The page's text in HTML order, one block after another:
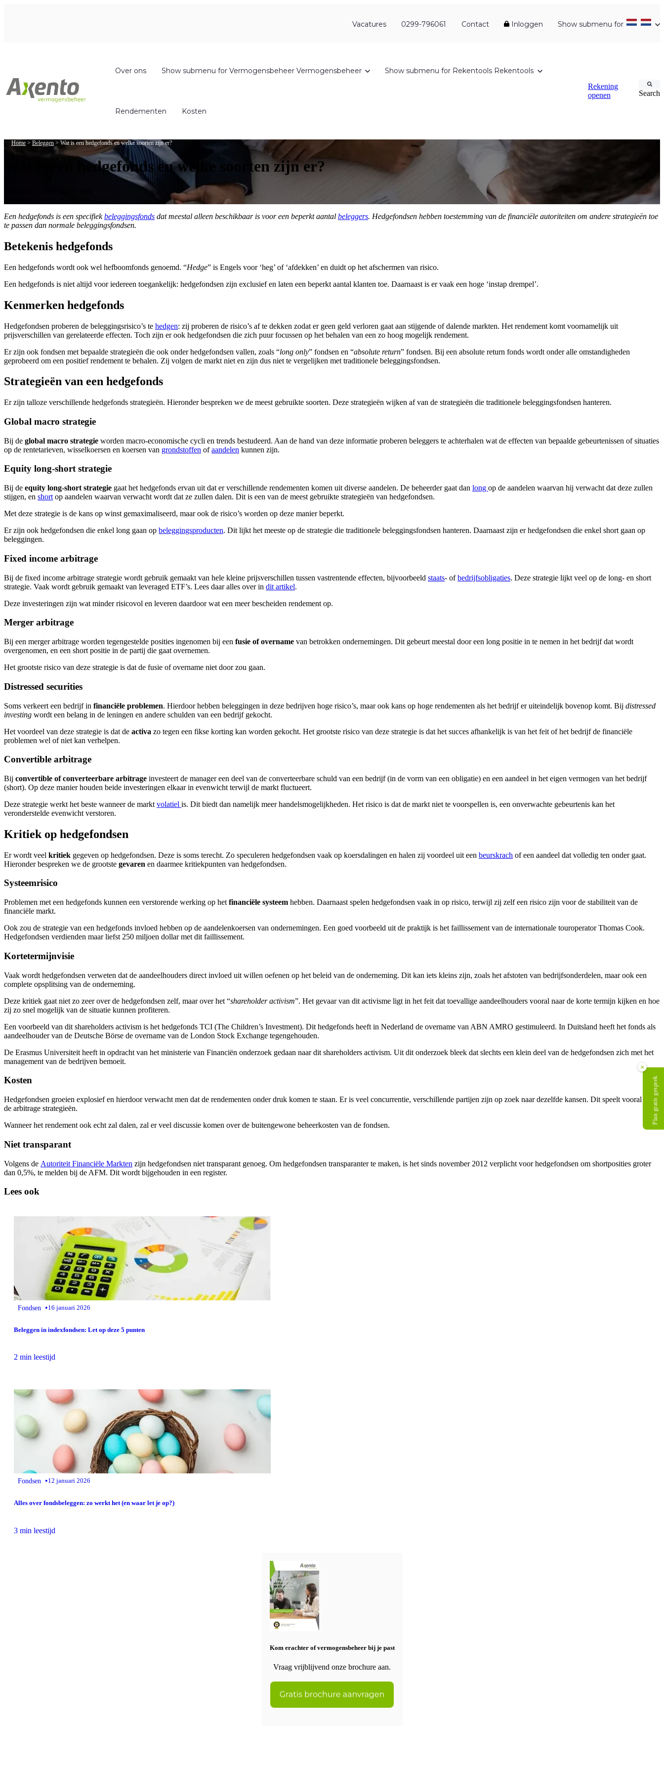
Vacatures 0299-796061 Contact Inloggen Show submenu for
Over ons Show submenu for Vermogensbeheer Vermogensbeheer Show submenu for Rekentools Rekentools
Rendementen Kosten
Rekening
openen
Search
Home > Beleggen > Wat is een hedgefonds en welke soorten zijn er?
Wat is een hedgefonds en welke soorten zijn er?
Een hedgefonds is een specifiekbeleggingsfonds dat meestal alleen beschikbaar is voor een beperkt aantal beleggers. Hedgefondsen hebben toestemming van de financiële autoriteiten om andere strategieën toe
te passen dan normale beleggingsfondsen.
Betekenis hedgefonds
Een hedgefonds wordt ook wel hefboomfonds genoemd. “Hedge” is Engels voor ‘heg’ of ‘afdekken’ en duidt op het afschermen van risico.
Een hedgefonds is niet altijd voor iedereen toegankelijk: hedgefondsen zijn exclusief en laten een beperkt aantal klanten toe. Daarnaast is er vaak een hoge ‘instap drempel’.
Kenmerken hedgefonds
Hedgefondsen proberen de beleggingsrisico’s te hedgen: zij proberen de risico’s af te dekken zodat er geen geld verloren gaat aan stijgende of dalende markten. Het rendement komt voornamelijk uit
prijsverschillen van gerelateerde effecten. Toch zijn er ook hedgefondsen die zich puur focussen op het behalen van een zo hoog mogelijk rendement.
Er zijn ook fondsen met bepaalde strategieën die ook onder hedgefondsen vallen, zoals “long only” fondsen en “absolute return” fondsen. Bij een absolute return fonds wordt onder alle omstandigheden
geprobeerd om een positief rendement te behalen. Zij volgen de markt niet en zijn dus niet te vergelijken met traditionele beleggingsfondsen.
Strategieën van een hedgefonds
Er zijn talloze verschillende hedgefonds strategieën. Hieronder bespreken we de meest gebruikte soorten. Deze strategieën wijken af van de strategieën die traditionele beleggingsfondsen hanteren.
Global macro strategie
Bij de global macro strategie worden macro-economische cycli en trends bestudeerd. Aan de hand van deze informatie proberen beleggers te achterhalen wat de effecten van bepaalde gebeurtenissen of situaties
op de rentetarieven, wisselkoersen en koersen van grondstoffen ofaandelen kunnen zijn.
Equity long-short strategie
Bij de equity long-short strategie gaat het hedgefonds ervan uit dat er verschillende rendementen komen uit diverse aandelen. De beheerder gaat dan long op de aandelen waarvan hij verwacht dat deze zullen
stijgen, en short op aandelen waarvan verwacht wordt dat ze zullen dalen. Dit is een van de meest gebruikte strategieën van hedgefondsen.
Met deze strategie is de kans op winst gemaximaliseerd, maar ook de risico’s worden op deze manier beperkt.
Er zijn ook hedgefondsen die enkel long gaan op beleggingsproducten. Dit lijkt het meeste op de strategie die traditionele beleggingsfondsen hanteren. Daarnaast zijn er hedgefondsen die enkel short gaan op
beleggingen.
Fixed income arbitrage
Bij de fixed income arbitrage strategie wordt gebruik gemaakt van hele kleine prijsverschillen tussen vastrentende effecten, bijvoorbeeld staats- ofbedrijfsobligaties. Deze strategie lijkt veel op de long- en short
strategie. Vaak wordt gebruik gemaakt van leveraged ETF’s. Lees daar alles over in dit artikel.
Deze investeringen zijn wat minder risicovol en leveren daardoor wat een meer bescheiden rendement op.
Merger arbitrage
Bij een merger arbitrage worden tegengestelde posities ingenomen bij een fusie of overname van betrokken ondernemingen. Dit gebeurt meestal door een long positie in te nemen in het bedrijf dat wordt
overgenomen, en een short positie in de partij die gaat overnemen.
Het grootste risico van deze strategie is dat de fusie of overname niet door zou gaan.
Distressed securities
Soms verkeert een bedrijf in financiële problemen. Hierdoor hebben beleggingen in deze bedrijven hoge risico’s, maar ook kans op hoge rendementen als het bedrijf er uiteindelijk bovenop komt. Bij distressed
investing wordt een belang in de leningen en andere schulden van een bedrijf gekocht.
Het voordeel van deze strategie is dat de activa zo tegen een fikse korting kan worden gekocht. Het grootste risico van deze strategie is dat het succes afhankelijk is van het feit of het bedrijf de financiële
problemen wel of niet kan verhelpen.
Convertible arbitrage
Bij convertible of converteerbare arbitrage investeert de manager een deel van de converteerbare schuld van een bedrijf (in de vorm van een obligatie) en een aandeel in het eigen vermogen van het bedrijf
(short). Op deze manier houden beide investeringen elkaar in evenwicht terwijl de markt fluctueert.
Deze strategie werkt het beste wanneer de markt volatiel is. Dit biedt dan namelijk meer handelsmogelijkheden. Het risico is dat de markt niet te voorspellen is, een onverwachte gebeurtenis kan het
veronderstelde evenwicht verstoren.
Kritiek op hedgefondsen
Er wordt veel kritiek gegeven op hedgefondsen. Deze is soms terecht. Zo speculeren hedgefondsen vaak op koersdalingen en halen zij voordeel uit een beurskrach of een aandeel dat volledig ten onder gaat.
Hieronder bespreken we de grootste gevaren en daarmee kritiekpunten van hedgefondsen.
Systeemrisico
Problemen met een hedgefonds kunnen een verstorende werking op het financiële systeem hebben. Daarnaast spelen hedgefondsen vaak in op risico, terwijl zij zelf een risico zijn voor de stabiliteit van de
financiële markt.
Ook zou de strategie van een hedgefonds invloed hebben op de aandelenkoersen van ondernemingen. Een goed voorbeeld uit de praktijk is het faillissement van de internationale touroperator Thomas Cook.
Hedgefondsen verdienden maar liefst 250 miljoen dollar met dit faillissement.
Kortetermijnvisie
Vaak wordt hedgefondsen verweten dat de aandeelhouders direct invloed uit willen oefenen op het beleid van de onderneming. Dit kan iets kleins zijn, zoals het afstoten van bedrijfsonderdelen, maar ook een
complete opsplitsing van de onderneming.
Deze kritiek gaat niet zo zeer over de hedgefondsen zelf, maar over het “shareholder activism”. Het gevaar van dit activisme ligt in het feit dat toevallige aandeelhouders vooral naar de korte termijn kijken en hoe
zij zo snel mogelijk van de situatie kunnen profiteren.
Een voorbeeld van dit shareholders activism is het hedgefonds TCI (The Children’s Investment). Dit hedgefonds heeft in Nederland de overname van ABN AMRO gestimuleerd. In Duitsland heeft het fonds als
aandeelhouder van de Deutsche Börse de overname van de London Stock Exchange tegengehouden.
De Erasmus Universiteit heeft in opdracht van het ministerie van Financiën onderzoek gedaan naar dit shareholders activism. Uit dit onderzoek bleek dat slechts een klein deel van de hedgefondsen zich met het
management van de bedrijven bemoeit.
Kosten
Hedgefondsen groeien explosief en hierdoor verwacht men dat de rendementen onder druk komen te staan. Er is veel concurrentie, verschillende partijen zijn op zoek naar dezelfde kansen. Dit speelt vooral bij
de arbitrage strategieën.
Wanneer het rendement ook echt zal dalen, zal er veel discussie komen over de buitengewone beheerkosten van de fondsen.
Niet transparant
Volgens de Autoriteit Financiële Markten zijn hedgefondsen niet transparant genoeg. Om hedgefondsen transparanter te maken, is het sinds november 2012 verplicht voor hedgefondsen om shortposities groter
dan 0,5%, te melden bij de AFM. Dit wordt bijgehouden in een register.
Lees ook
Fondsen •16 januari 2026
Beleggen in indexfondsen: Let op deze 5 punten
2 min leestijd
Fondsen •12 januari 2026
Alles over fondsbeleggen: zo werkt het (en waar let je op?)
3 min leestijd
Kom erachter of vermogensbeheer bij je past
Vraag vrijblijvend onze brochure aan.
×
Plan gratis gesprek